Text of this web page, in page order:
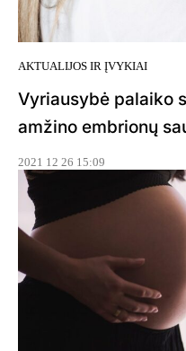
AKTUALIJOS IR ĮVYKIAI
Vyriausybė palaiko
amžino embrionų
2021 12 26 15:09